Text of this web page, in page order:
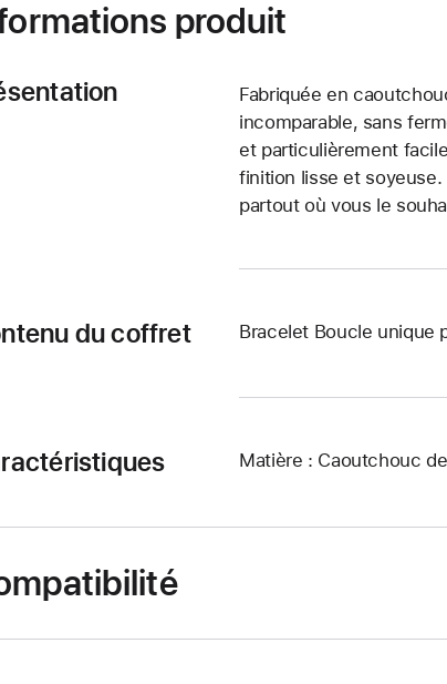
produit
Fabriquée en
incomparable, sans
et particulièrement
finition lisse et soyeuse.
partout où vous le
du coffret Bracelet Boucle unique
Matière : Caoutchouc